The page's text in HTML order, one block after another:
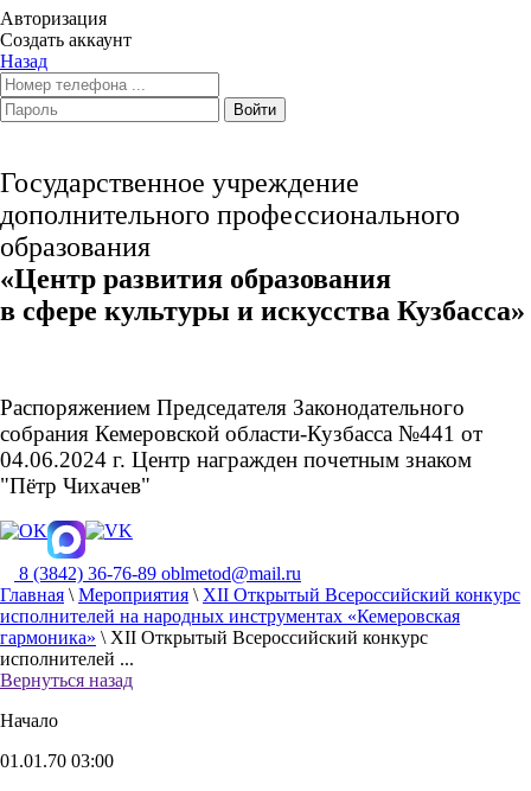
Авторизация
Создать аккаунт
Назад
Войти
Государственное учреждение
дополнительного профессионального
образования
«Центр развития образования
в сфере культуры и искусства Кузбасса»
Распоряжением Председателя Законодательного
собрания Кемеровской области-Кузбасса №441 от
04.06.2024 г. Центр награжден почетным знаком
"Пётр Чихачев"
8 (3842) 36-76-89 oblmetod@mail.ru
Главная \ Мероприятия \ XII Открытый Всероссийский конкурс
исполнителей на народных инструментах «Кемеровская
гармоника» \ XII Открытый Всероссийский конкурс
исполнителей ...
Вернуться назад
Начало
01.01.70 03:00